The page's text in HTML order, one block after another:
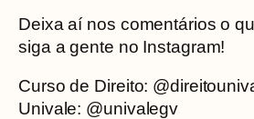
Deixa aí nos comentários o
siga a gente no Instagram!
Curso de Direito:
Univale: @univalegv